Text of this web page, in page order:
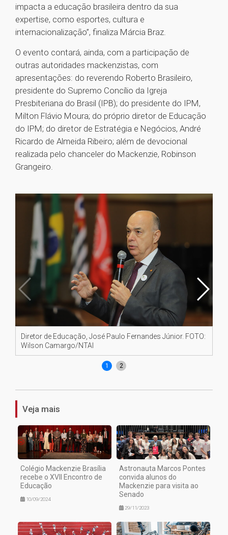
impacta a educação brasileira dentro da sua
expertise, como esportes, cultura e
internacionalização”, finaliza Márcia Braz.
O evento contará, ainda, com a participação de
outras autoridades mackenzistas, com
apresentações: do reverendo Roberto Brasileiro,
presidente do Supremo Concílio da Igreja
Presbiteriana do Brasil (IPB); do presidente do IPM,
Milton Flávio Moura; do próprio diretor de Educação
do IPM; do diretor de Estratégia e Negócios, André
Ricardo de Almeida Ribeiro; além de devocional
realizada pelo chanceler do Mackenzie, Robinson
Grangeiro.
Diretor de Educação, José Paulo Fernandes Júnior. FOTO:
Wilson Camargo/NTAI
1 2
Veja mais
Colégio Mackenzie Brasília
recebe o XVII Encontro de
Educação
10/09/2024
Astronauta Marcos Pontes
convida alunos do
Mackenzie para visita ao
Senado
29/11/2023